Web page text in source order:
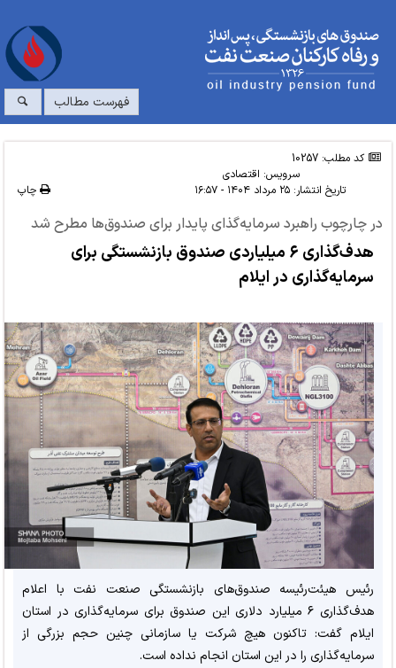
فهرست مطالب
کد مطلب: 10257
سرویس: اقتصادی
تاریخ انتشار:۲۵ مرداد ۱۴۰۴ - ۱۶:۵۷ چاپ
در چارچوب راهبرد سرمایه‌گذای پایدار برای صندوق‌ها مطرح شد
هدف‌گذاری ۶ میلیاردی صندوق بازنشستگی برای
سرمایه‌گذاری در ایلام
رئیس هیئت‌رئیسه صندوق‌های بازنشستگی صنعت نفت با اعلام
هدف‌گذاری ۶ میلیارد دلاری این صندوق برای سرمایه‌گذاری در استان
ایلام گفت: تاکنون هیچ شرکت یا سازمانی چنین حجم بزرگی از
سرمایه‌گذاری را در این استان انجام نداده است.